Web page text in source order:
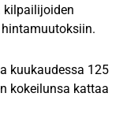
kilpailijoiden
kuukaudessa 125
kokeilunsa kattaa